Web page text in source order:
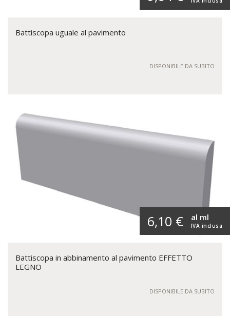
Battiscopa uguale al pavimento
DISPONIBILE DA SUBITO
6,10 € IVA inclusa
al ml
Battiscopa in abbinamento al pavimento EFFETTO
LEGNO
DISPONIBILE DA SUBITO